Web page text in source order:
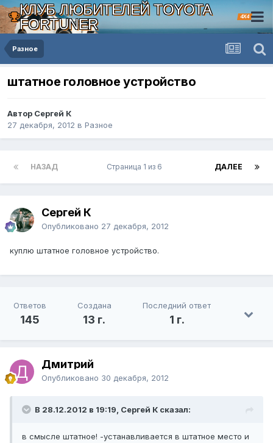
КЛУБ ЛЮБИТЕЛЕЙ TOYOTA
FORTUNER
4X4
Разное
штатное головное устройство
Автор Сергей К
27 декабря, 2012 в Разное
НАЗАД ДАЛЕЕ
Страница 1 из 6
Сергей К
Опубликовано 27 декабря, 2012
куплю штатное головное устройство.
Ответов
145
Создана
13 г.
Последний ответ
1 г.
Дмитрий
Опубликовано 30 декабря, 2012
В 28.12.2012 в 19:19, Сергей К сказал:
в смысле штатное! -устанавливается в штатное место и